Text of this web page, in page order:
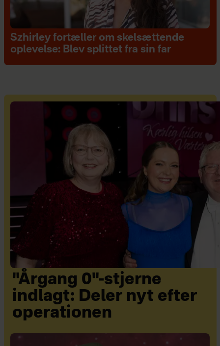
Szhirley fortæller om skelsættende
oplevelse: Blev splittet fra sin far
"Årgang 0"-stjerne
indlagt: Deler nyt efter
operationen